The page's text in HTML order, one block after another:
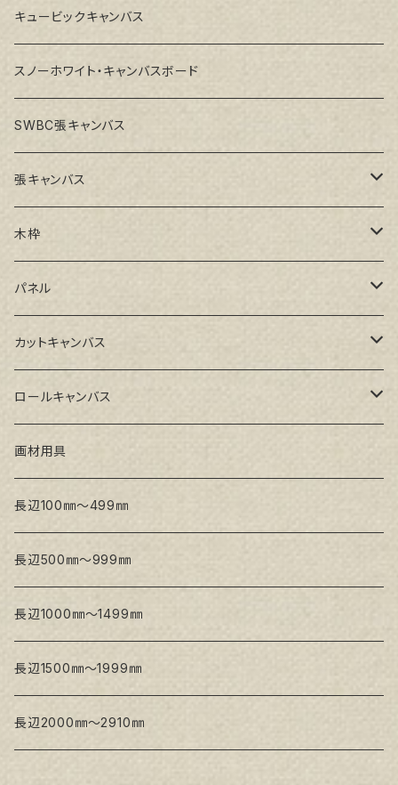
キュービックキャンバス
スノーホワイト・キャンバスボード
SWBC張キャンバス
張キャンバス
GAERA F(中細目)
GAERA BA(中荒目)
GAERA GLC(中目)
トークロ イエロー(中目)
トークロ 赤SP(中目)
Snow White SPC(中目)
木枠
ルーブル米杉木枠
Paulo木枠
パネル
ラワンパネル
シナパネル
カットキャンバス
GAERA F(中細目)
GAERA BA(中荒目)
Snow White SPC(中目)
Snow White SLA(中目)
ロールキャンバス
GAERA F(中細目) / BA(中荒目)
Snow White SLA(中目)
Snow White SLH(中太目)
Snow White SPC(中目)
トークロ イエロー
生キャンバス
画材用具
長辺100㎜～499㎜
長辺500㎜～999㎜
長辺1000㎜～1499㎜
長辺1500㎜～1999㎜
長辺2000㎜～2910㎜